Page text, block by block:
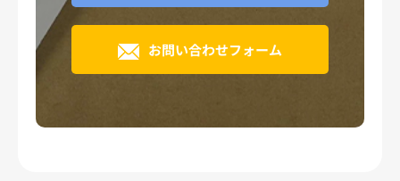
お問い合わせフォーム